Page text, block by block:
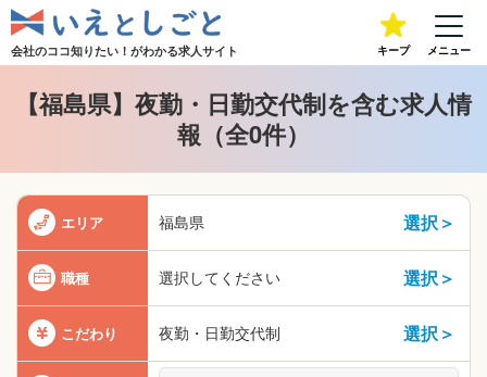
会社のココ知りたい！がわかる求人サイト キープ メニュー
【福島県】夜勤・日勤交代制を含む求人情
報（全0件）
エリア 福島県 選択＞
職種 選択してください 選択＞
こだわり 夜勤・日勤交代制 選択＞